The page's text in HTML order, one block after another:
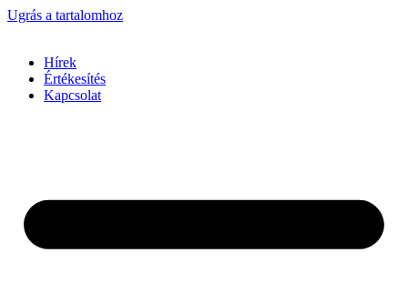
Ugrás a tartalomhoz
Hírek
Értékesítés
Kapcsolat